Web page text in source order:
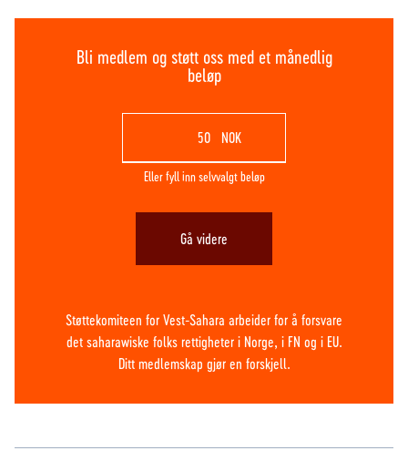
Bli medlem og støtt oss med et månedlig
beløp
NOK
Eller fyll inn selvvalgt beløp
Gå videre
Støttekomiteen for Vest-Sahara arbeider for å forsvare
det saharawiske folks rettigheter i Norge, i FN og i EU.
Ditt medlemskap gjør en forskjell.